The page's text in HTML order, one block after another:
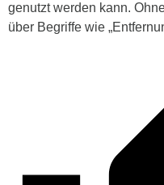
genutzt werden kann.
über Begriffe wie